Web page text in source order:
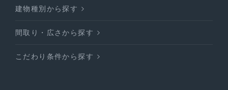
建物種別から探す
間取り・広さから探す
こだわり条件から探す